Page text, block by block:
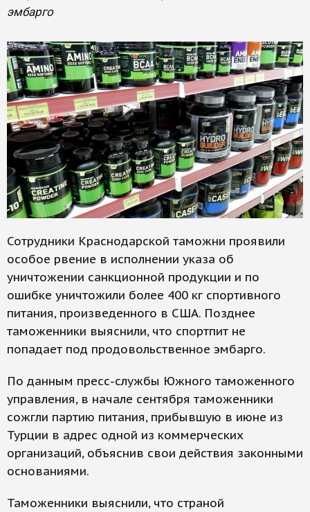
эмбарго
Сотрудники Краснодарской таможни проявили
особое рвение в исполнении указа об
уничтожении санкционной продукции и по
ошибке уничтожили более 400 кг спортивного
питания, произведенного в США. Позднее
таможенники выяснили, что спортпит не
попадает под продовольственное эмбарго.
По данным пресс-службы Южного таможенного
управления, в начале сентября таможенники
сожгли партию питания, прибывшую в июне из
Турции в адрес одной из коммерческих
организаций, объяснив свои действия законными
основаниями.
Таможенники выяснили, что страной